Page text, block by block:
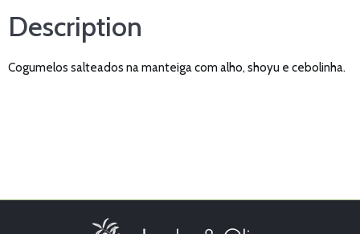
Description
Cogumelos salteados na manteiga com alho, shoyu e cebolinha.